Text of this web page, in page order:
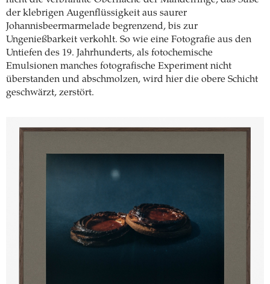
der klebrigen Augenflüssigkeit aus saurer
Johannisbeermarmelade begrenzend, bis zur
Ungenießbarkeit verkohlt. So wie eine Fotografie aus den
Untiefen des 19. Jahrhunderts, als fotochemische
Emulsionen manches fotografische Experiment nicht
überstanden und abschmolzen, wird hier die obere Schicht
geschwärzt, zerstört.